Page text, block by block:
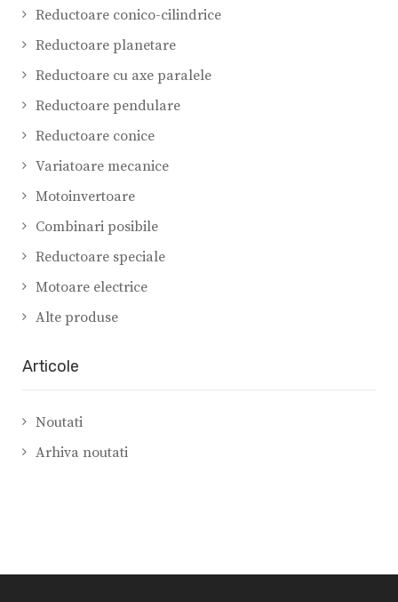
Reductoare conico-cilindrice
Reductoare planetare
Reductoare cu axe paralele
Reductoare pendulare
Reductoare conice
Variatoare mecanice
Motoinvertoare
Combinari posibile
Reductoare speciale
Motoare electrice
Alte produse
Articole
Noutati
Arhiva noutati